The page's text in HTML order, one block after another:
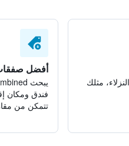
مثلك
أفضل
فندق ومكان
تتمكن من